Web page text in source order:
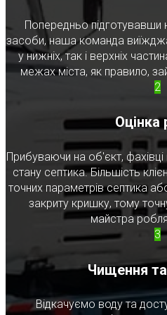
Попередньо підготувавши
засоби, наша команда
у нижніх, так і верхніх
межах міста, як правило,
2
Оцінка
Прибуваючи на об'єкт,
стану септика. Більшість
точних параметрів септика
закриту кришку, тому
майстра
3
Чищення
Відкачуємо воду та